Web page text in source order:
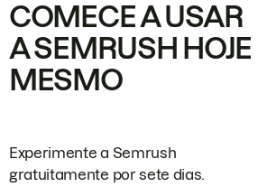
COMECE A USAR
A SEMRUSH HOJE
MESMO
Experimente a Semrush
gratuitamente por sete dias.